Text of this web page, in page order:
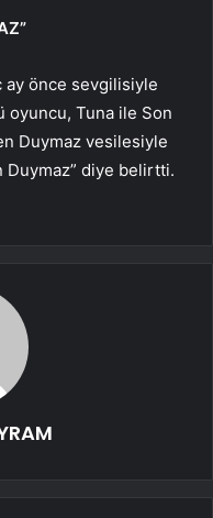
ay önce sevgilisiyle
oyuncu, Tuna ile Son
Duymaz vesilesiyle
Duymaz” diye belirtti.